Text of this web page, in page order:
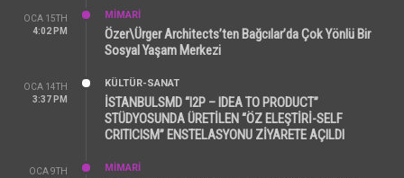
OCA 15TH
4:02 PM
MİMARİ
Özer\Ürger Architects’ten Bağcılar’da Çok Yönlü Bir
Sosyal Yaşam Merkezi
OCA 14TH
3:37 PM
KÜLTÜR-SANAT
İSTANBULSMD “I2P – IDEA TO PRODUCT”
STÜDYOSUNDA ÜRETİLEN “ÖZ ELEŞTİRİ-SELF
CRITICISM” ENSTELASYONU ZİYARETE AÇILDI
OCA 9TH
MİMARİ